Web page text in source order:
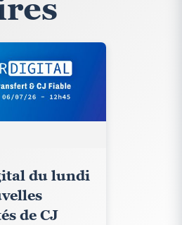
du lundi
de CJ